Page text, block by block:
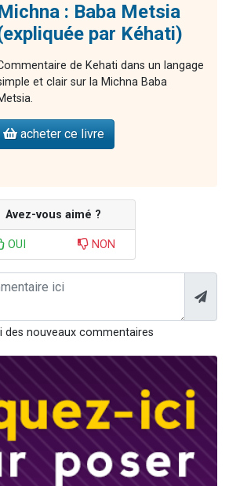
: Baba Metsia
par Kéhati)
de Kehati dans un langage
et clair sur la Michna Baba
acheter ce livre
Avez-vous aimé ?
OUI NON
des nouveaux commentaires